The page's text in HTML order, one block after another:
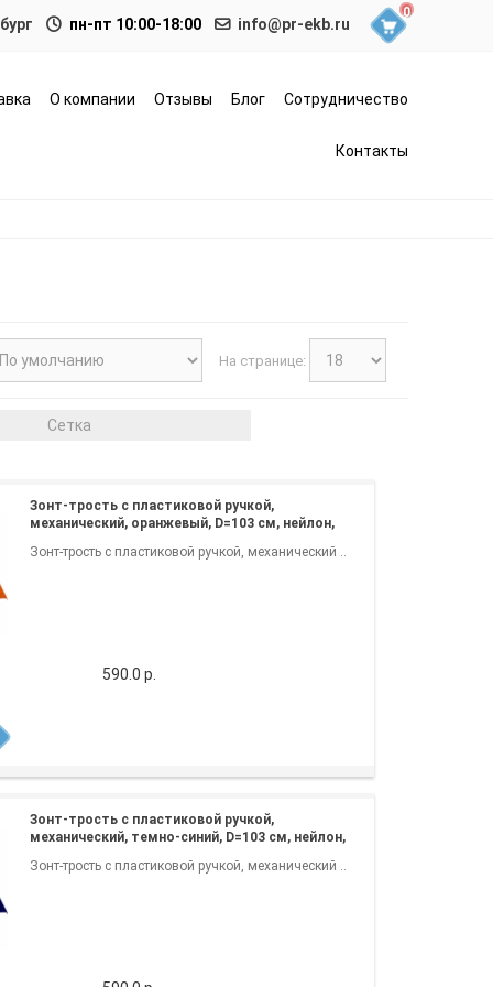
пн-пт 10:00-18:00 info@pr-ekb.ru
0
О компании Отзывы Блог Сотрудничество
Контакты
На странице:
Сетка
Зонт-трость с пластиковой ручкой,
механический, оранжевый, D=103 см, нейлон,
Зонт-трость с пластиковой ручкой, механический ..
590.0 р.
Зонт-трость с пластиковой ручкой,
механический, темно-синий, D=103 см, нейлон,
Зонт-трость с пластиковой ручкой, механический ..